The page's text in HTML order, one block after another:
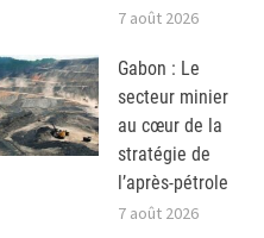
7 août 2026
Gabon : Le
secteur minier
au cœur de la
stratégie de
l’après-pétrole
7 août 2026